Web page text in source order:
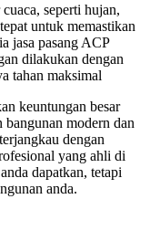
seperti hujan,
untuk memastikan
jasa pasang ACP
dilakukan dengan
tahan maksimal
keuntungan besar
modern dan
dengan
yang ahli di
dapatkan, tetapi
anda.